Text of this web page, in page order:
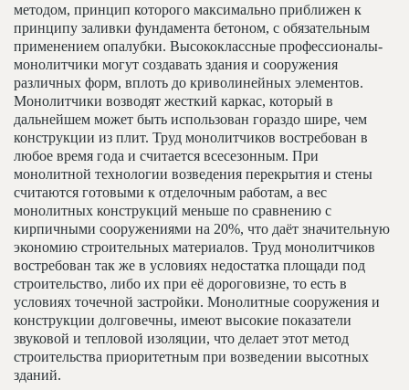
методом, принцип которого максимально приближен к
принципу заливки фундамента бетоном, с обязательным
применением опалубки. Высококлассные профессионалы-
монолитчики могут создавать здания и сооружения
различных форм, вплоть до криволинейных элементов.
Монолитчики возводят жесткий каркас, который в
дальнейшем может быть использован гораздо шире, чем
конструкции из плит. Труд монолитчиков востребован в
любое время года и считается всесезонным. При
монолитной технологии возведения перекрытия и стены
считаются готовыми к отделочным работам, а вес
монолитных конструкций меньше по сравнению с
кирпичными сооружениями на 20%, что даёт значительную
экономию строительных материалов. Труд монолитчиков
востребован так же в условиях недостатка площади под
строительство, либо их при её дороговизне, то есть в
условиях точечной застройки. Монолитные сооружения и
конструкции долговечны, имеют высокие показатели
звуковой и тепловой изоляции, что делает этот метод
строительства приоритетным при возведении высотных
зданий.